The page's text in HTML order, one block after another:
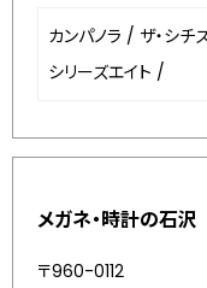
カンパノラ / ザ・シチ
シリーズエイト /
メガネ・時計の石
〒960-0112